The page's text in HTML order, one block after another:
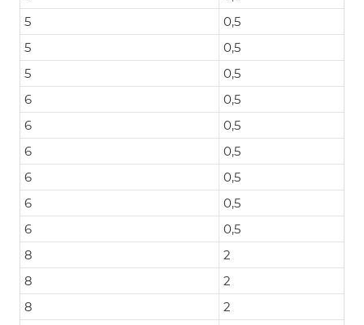
5
0,5
5
0,5
5
0,5
6
0,5
6
0,5
6
0,5
6
0,5
6
0,5
6
0,5
8
2
8
2
8
2